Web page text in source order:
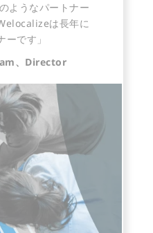
ようなパートナー
は長年に
です」
、Director